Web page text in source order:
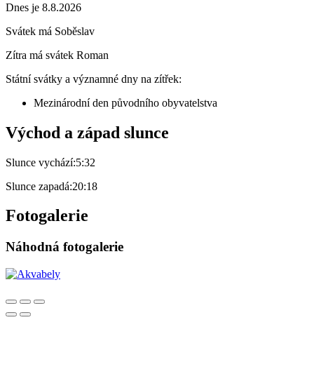
Dnes je 8.8.2026
Svátek má Soběslav
Zítra má svátek Roman
Státní svátky a významné dny na zítřek:
Mezinárodní den původního obyvatelstva
Východ a západ slunce
Slunce vychází:5:32
Slunce zapadá:20:18
Fotogalerie
Náhodná fotogalerie